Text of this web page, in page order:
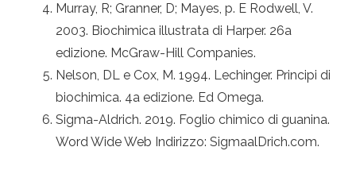
Murray, R; Granner, D; Mayes, p. E Rodwell, V.
2003. Biochimica illustrata di Harper. 26a
edizione. McGraw-Hill Companies.
Nelson, DL e Cox, M. 1994. Lechinger. Principi di
biochimica. 4a edizione. Ed Omega.
Sigma-Aldrich. 2019. Foglio chimico di guanina.
Word Wide Web Indirizzo: SigmaalDrich.com.